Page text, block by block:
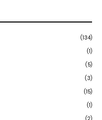
(134)
(1)
(5)
(3)
(15)
(1)